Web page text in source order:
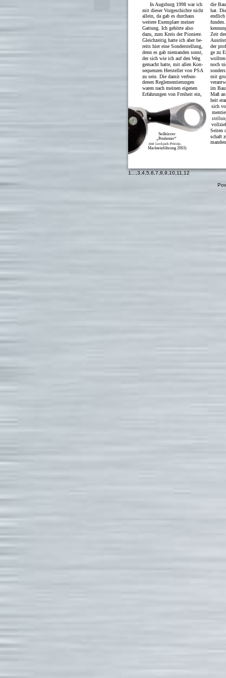
In Augsburg 1998 war ich
mit dieser Vorgeschichte nicht
allein, da gab es durchaus
weitere Exemplare meiner
Gattung. Ich gehörte also
dazu, zum Kreis der Pioniere.
Gleichzeitig hatte ich aber be-
reits hier eine Sonderstellung,
denn es gab niemanden sonst,
der sich wie ich auf den Weg
gemacht hatte, mit allen Kon-
sequenzen Hersteller von PSA
zu sein. Die damit verbun-
denen Reglementierungen
waren nach meinen eigenen
Erfahrungen von Freiheit ein,
die
hat.
endlich
Zeit
der
ge zu
wollten
noch
mit
im
Maß
heit
sich
Seiten
schaft
Seilkürzer
„Positioner“
(mit Lockjack-Prinzip,
Markteinführung 2003)
1 ...,3,4,5 6 7 8,9,10,11,12